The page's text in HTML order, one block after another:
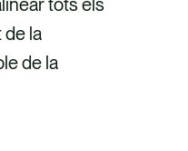
la
de la